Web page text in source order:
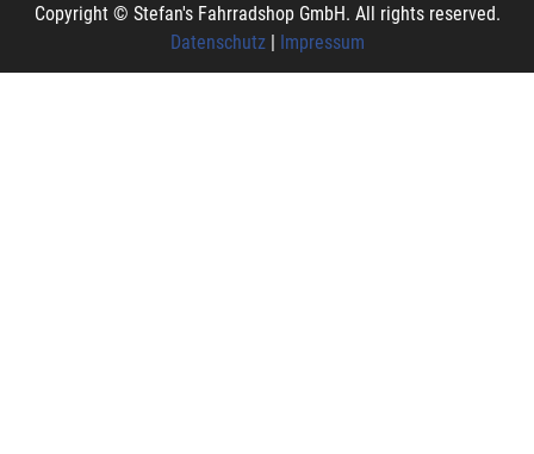
Copyright © Stefan's Fahrradshop GmbH. All rights reserved.
Datenschutz| Impressum